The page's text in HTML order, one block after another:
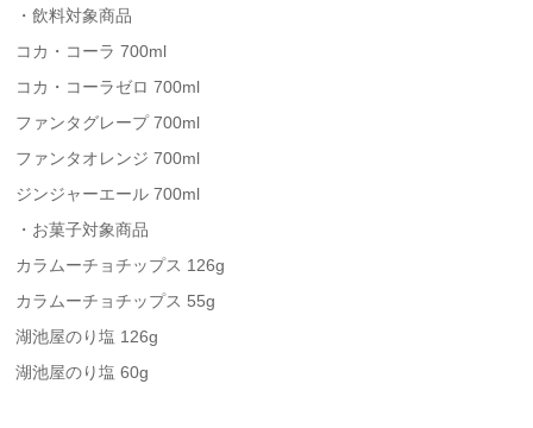
・飲料対象商品
コカ・コーラ 700ml
コカ・コーラゼロ 700ml
ファンタグレープ 700ml
ファンタオレンジ 700ml
ジンジャーエール 700ml
・お菓子対象商品
カラムーチョチップス 126g
カラムーチョチップス 55g
湖池屋のり塩 126g
湖池屋のり塩 60g